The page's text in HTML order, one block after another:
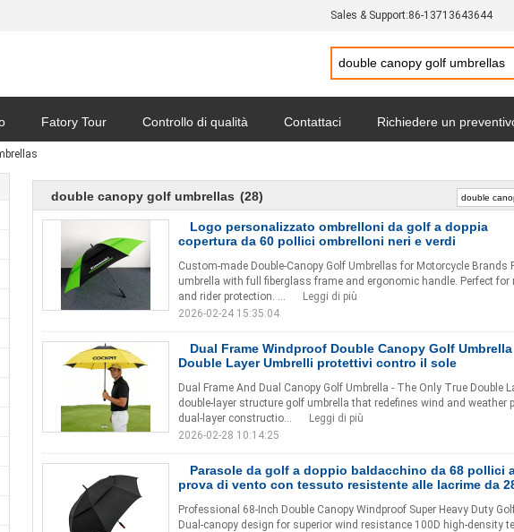
Sales & Support:86-13713643644
Fatory Tour Controllo di qualità Contattaci Richiedere un
sito
double canopy golf umbrellas (28)
Logo personalizzato ombrelloni da golf a doppia
copertura da 60 pollici ombrelloni neri e verdi
Custom-made Double-Canopy Golf Umbrellas for Motorcycle Brands
umbrella with full fiberglass frame and ergonomic handle. Perfect
and rider protection. ...
Leggi di più
2026-02-24 15:35:04
Dual Frame Windproof Double Canopy Golf Umbrella
Double Layer Umbrelli protettivi contro il sole
Dual Frame And Dual Canopy Golf Umbrella - The Only True Double
double-layer structure golf umbrella that redefines wind and weather
dual-layer constructio...
Leggi di più
2026-02-28 10:14:25
Parasole da golf a doppio baldacchino da 68 pollici
prova di vento con tessuto resistente alle lacrime da
Professional 68-Inch Double Canopy Windproof Super Heavy Duty
Dual-canopy design for superior wind resistance 100D high-density